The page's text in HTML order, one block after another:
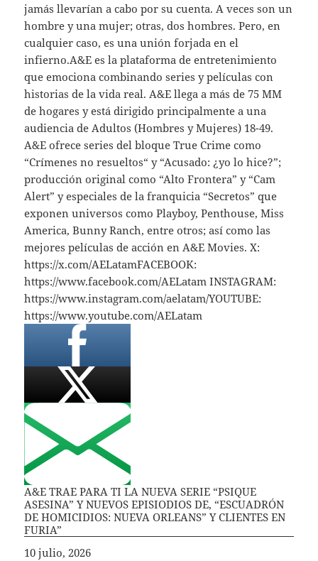
jamás llevarían a cabo por su cuenta. A veces son un
hombre y una mujer; otras, dos hombres. Pero, en
cualquier caso, es una unión forjada en el
infierno.A&E es la plataforma de entretenimiento
que emociona combinando series y películas con
historias de la vida real. A&E llega a más de 75 MM
de hogares y está dirigido principalmente a una
audiencia de Adultos (Hombres y Mujeres) 18-49.
A&E ofrece series del bloque True Crime como
“Crímenes no resueltos“ y “Acusado: ¿yo lo hice?”;
producción original como “Alto Frontera” y “Cam
Alert” y especiales de la franquicia “Secretos” que
exponen universos como Playboy, Penthouse, Miss
America, Bunny Ranch, entre otros; así como las
mejores películas de acción en A&E Movies. X:
https://x.com/AELatamFACEBOOK:
https://www.facebook.com/AELatam INSTAGRAM:
https://www.instagram.com/aelatam/YOUTUBE:
https://www.youtube.com/AELatam
A&E TRAE PARA TI LA NUEVA SERIE “PSIQUE
ASESINA” Y NUEVOS EPISIODIOS DE, “ESCUADRÓN
DE HOMICIDIOS: NUEVA ORLEANS” Y CLIENTES EN
FURIA”
Fecha
10 julio, 2026